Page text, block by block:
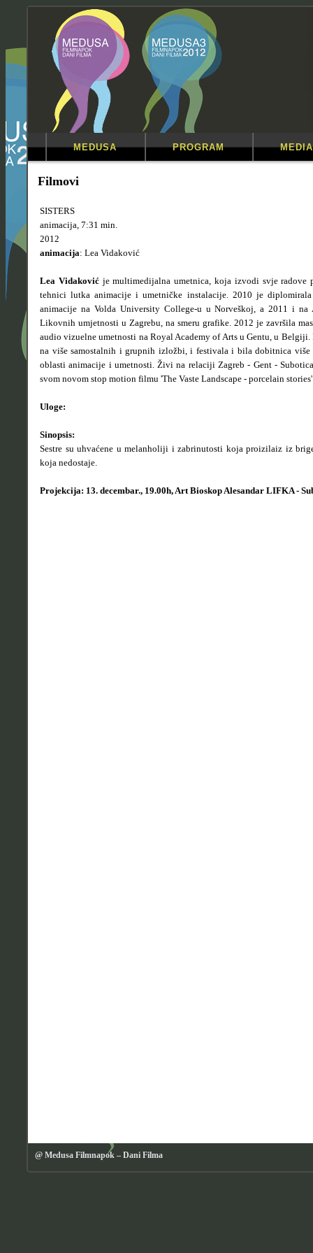
MEDUSA PROGRAM MEDIA
Filmovi
SISTERS
animacija, 7:31 min.
2012
animacija: Lea Vidaković
Lea Vidakovićje multimedijalna umetnica, koja izvodi svje radove
tehnici lutka animacije i umetničke instalacije. 2010 je diplomirala
animacije na Volda University College-u u Norveškoj, a 2011 i na
Likovnih umjetnosti u Zagrebu, na smeru grafike. 2012 je završila
audio vizuelne umetnosti na Royal Academy of Arts u Gentu, u Belgiji.
na više samostalnih i grupnih izložbi, i festivala i bila dobitnica više
oblasti animacije i umetnosti. Živi na relaciji Zagreb - Gent -
svom novom stop motion filmu 'The Vaste Landscape - porcelain
Uloge:
Sinopsis:
Sestre su uhvaćene u melanholiji i zabrinutosti koja proizilaiz iz
koja nedostaje.
Projekcija: 13. decembar., 19.00h, Art Bioskop Alesandar LIFKA -
@ Medusa Filmnapok – Dani Filma